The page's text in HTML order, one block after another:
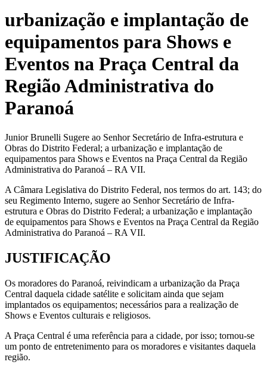
urbanização e implantação de
equipamentos para Shows e
Eventos na Praça Central da
Região Administrativa do
Paranoá
Junior Brunelli Sugere ao Senhor Secretário de Infra-estrutura e
Obras do Distrito Federal; a urbanização e implantação de
equipamentos para Shows e Eventos na Praça Central da Região
Administrativa do Paranoá – RA VII.
A Câmara Legislativa do Distrito Federal, nos termos do art. 143; do
seu Regimento Interno, sugere ao Senhor Secretário de Infra-
estrutura e Obras do Distrito Federal; a urbanização e implantação
de equipamentos para Shows e Eventos na Praça Central da Região
Administrativa do Paranoá – RA VII.
JUSTIFICAÇÃO
Os moradores do Paranoá, reivindicam a urbanização da Praça
Central daquela cidade satélite e solicitam ainda que sejam
implantados os equipamentos; necessários para a realização de
Shows e Eventos culturais e religiosos.
A Praça Central é uma referência para a cidade, por isso; tornou-se
um ponto de entretenimento para os moradores e visitantes daquela
região.